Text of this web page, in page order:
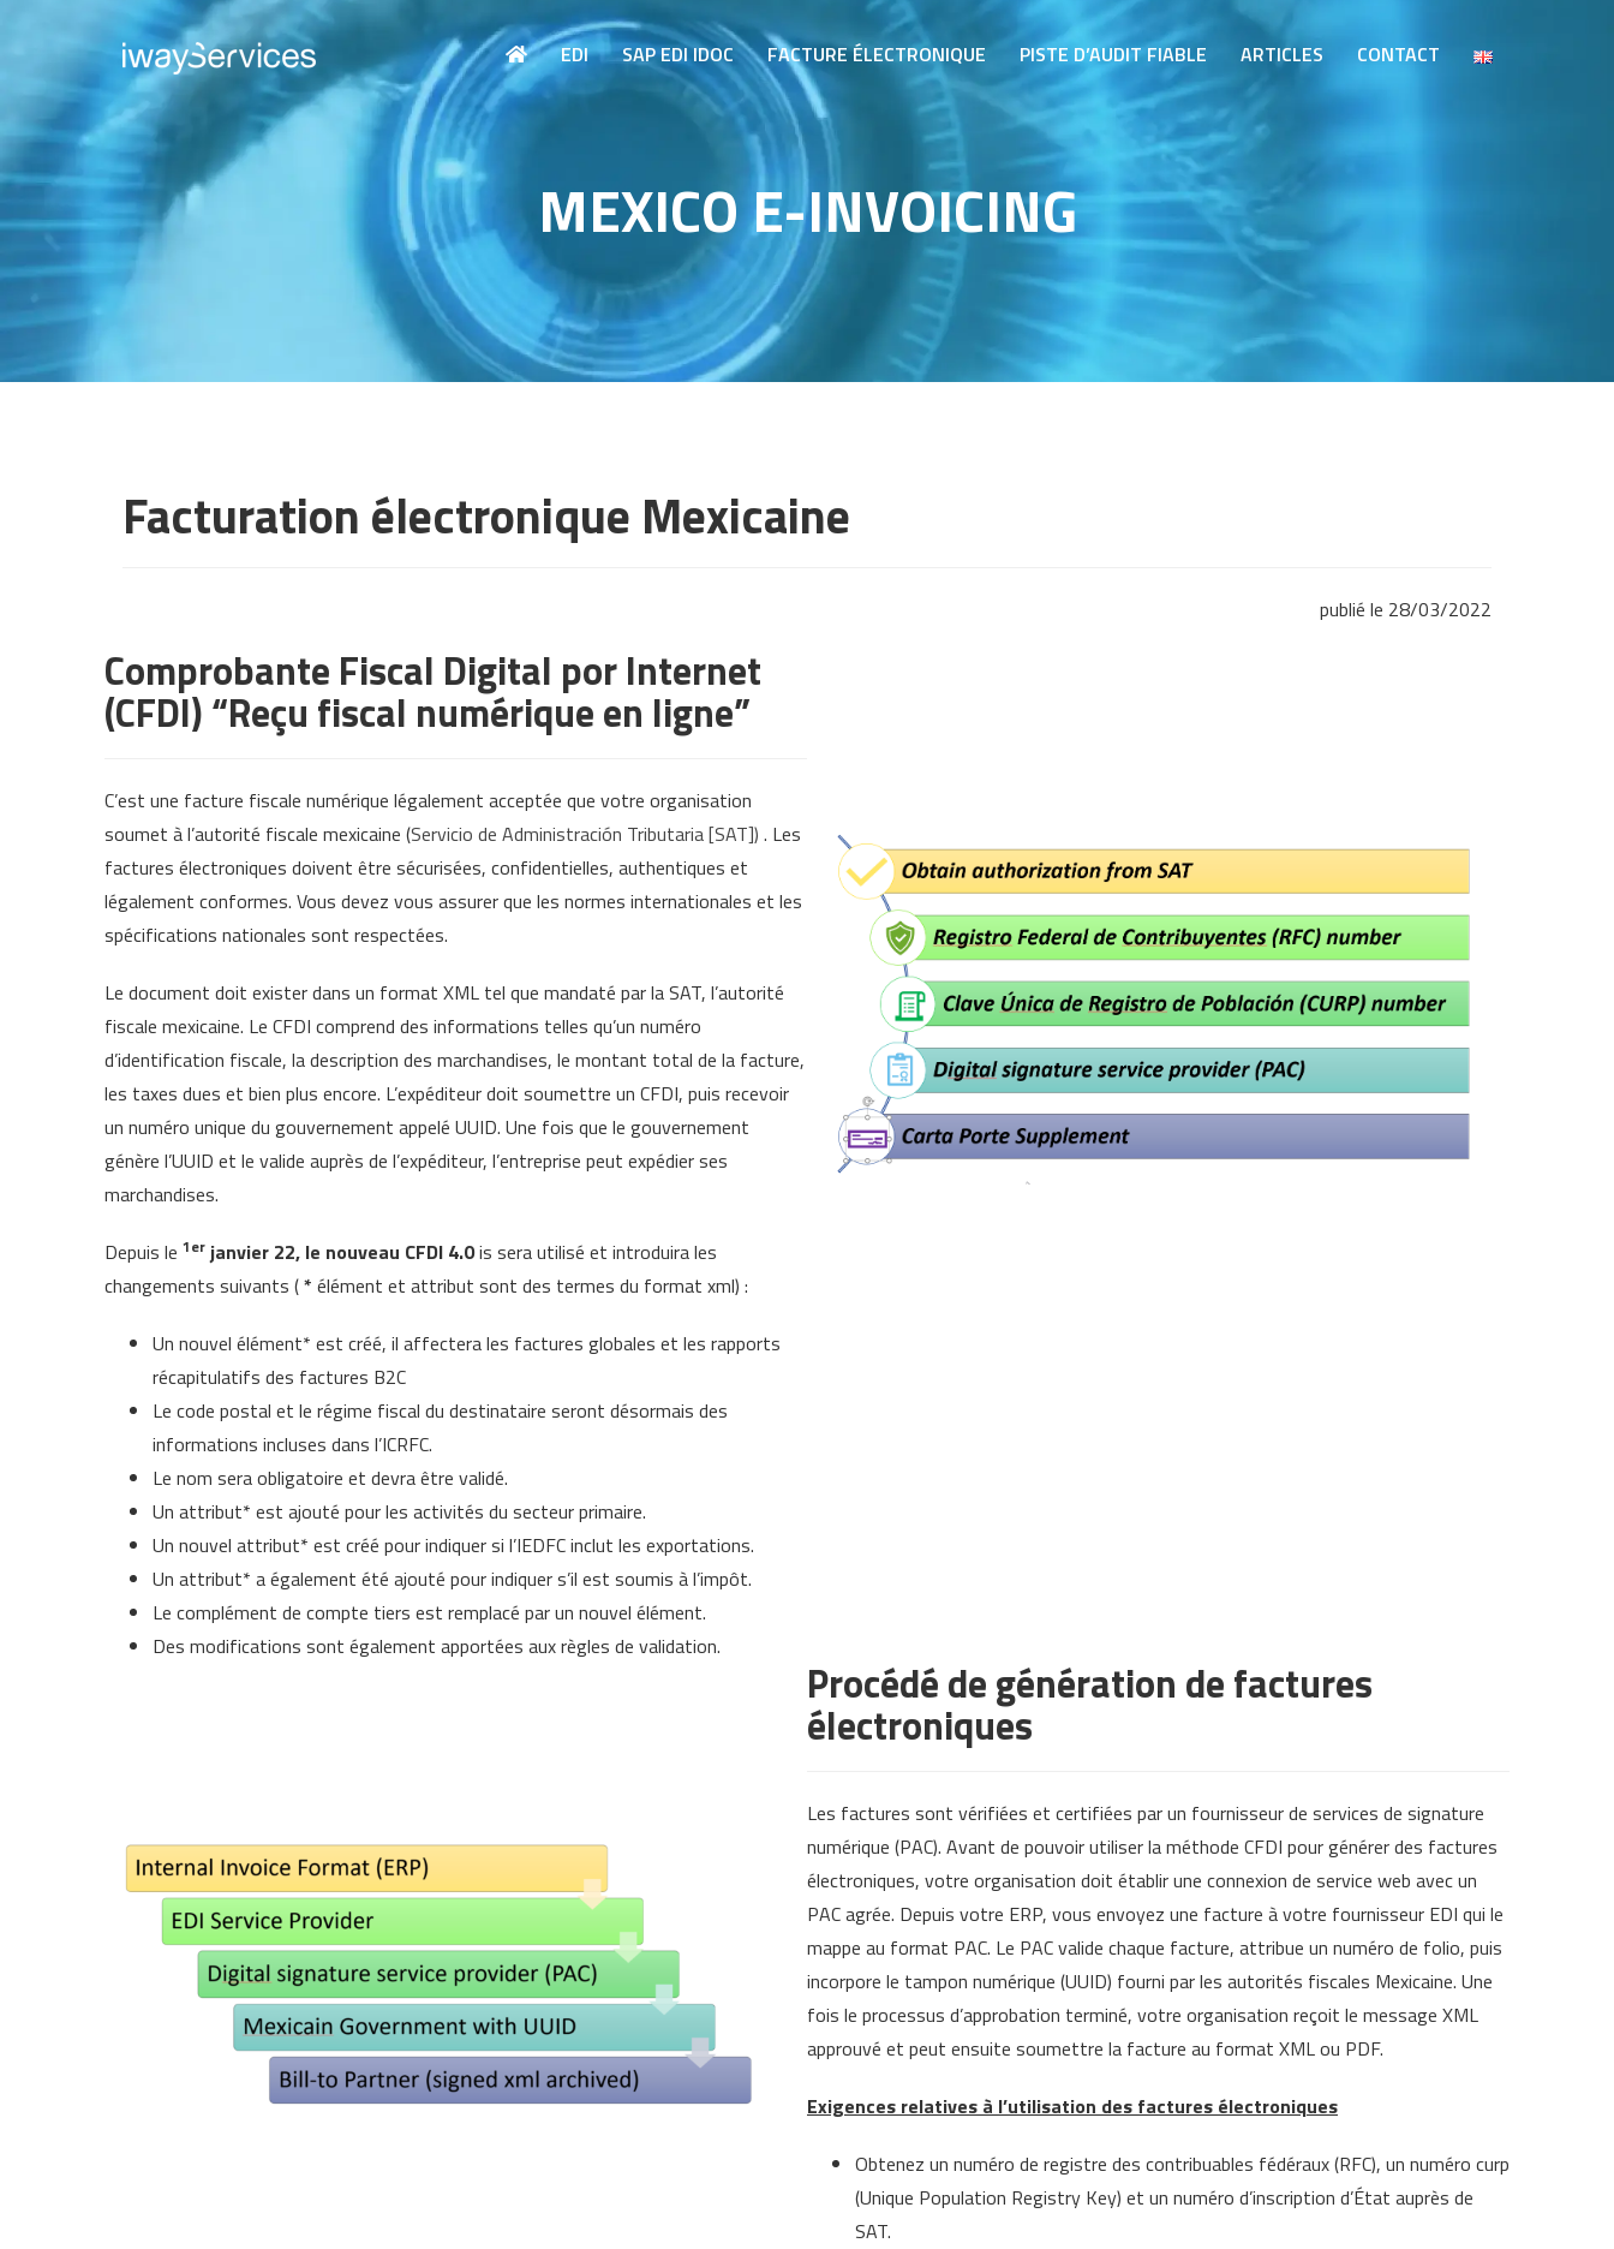
EDI SAP EDI IDOC FACTURE ÉLECTRONIQUE PISTE D’AUDIT FIABLE ARTICLES CONTACT
MEXICO E-INVOICING
Facturation électronique Mexicaine
publié le 28/03/2022
Comprobante Fiscal Digital por Internet
(CFDI) “Reçu fiscal numérique en ligne”
C’est une facture fiscale numérique légalement acceptée que votre organisation
soumet à l’autorité fiscale mexicaine (Servicio de Administración Tributaria [SAT]) . Les
factures électroniques doivent être sécurisées, confidentielles, authentiques et
légalement conformes. Vous devez vous assurer que les normes internationales et les
spécifications nationales sont respectées.
Le document doit exister dans un format XML tel que mandaté par la SAT, l’autorité
fiscale mexicaine. Le CFDI comprend des informations telles qu’un numéro
d’identification fiscale, la description des marchandises, le montant total de la facture,
les taxes dues et bien plus encore. L’expéditeur doit soumettre un CFDI, puis recevoir
un numéro unique du gouvernement appelé UUID. Une fois que le gouvernement
génère l’UUID et le valide auprès de l’expéditeur, l’entreprise peut expédier ses
marchandises.
Depuis le 1er janvier 22, le nouveau CFDI 4.0is sera utilisé et introduira les
changements suivants (* élément et attribut sont des termes du format xml) :
Un nouvel élément* est créé, il affectera les factures globales et les rapports
récapitulatifs des factures B2C
Le code postal et le régime fiscal du destinataire seront désormais des
informations incluses dans l’ICRFC.
Le nom sera obligatoire et devra être validé.
Un attribut* est ajouté pour les activités du secteur primaire.
Un nouvel attribut* est créé pour indiquer si l’IEDFC inclut les exportations.
Un attribut* a également été ajouté pour indiquer s’il est soumis à l’impôt.
Le complément de compte tiers est remplacé par un nouvel élément.
Des modifications sont également apportées aux règles de validation.
Procédé de génération de factures
électroniques
Les factures sont vérifiées et certifiées par un fournisseur de services de signature
numérique (PAC). Avant de pouvoir utiliser la méthode CFDI pour générer des factures
électroniques, votre organisation doit établir une connexion de service web avec un
PAC agrée. Depuis votre ERP, vous envoyez une facture à votre fournisseur EDI qui le
mappe au format PAC. Le PAC valide chaque facture, attribue un numéro de folio, puis
incorpore le tampon numérique (UUID) fourni par les autorités fiscales Mexicaine. Une
fois le processus d’approbation terminé, votre organisation reçoit le message XML
approuvé et peut ensuite soumettre la facture au format XML ou PDF.
Exigences relatives à l’utilisation des factures électroniques
Obtenez un numéro de registre des contribuables fédéraux (RFC), un numéro curp
(Unique Population Registry Key) et un numéro d’inscription d’État auprès de
SAT.